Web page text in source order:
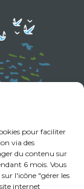
pour faciliter
via des
du contenu sur
6 mois. Vous
l'icône "gérer les
internet